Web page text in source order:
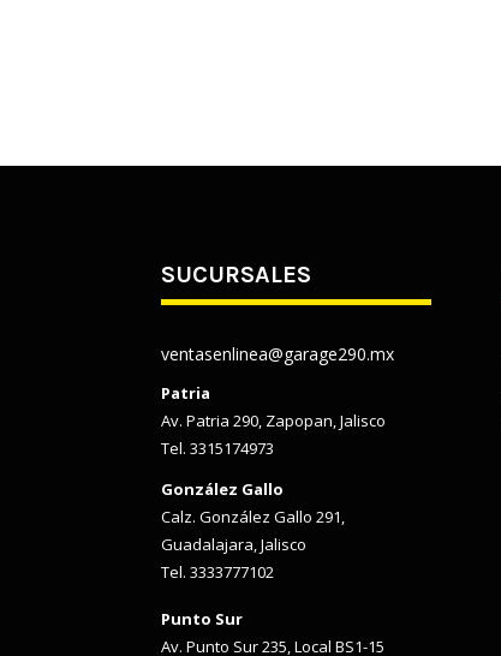
SUCURSALES
ventasenlinea@garage290.mx
Patria
Av. Patria 290, Zapopan, Jalisco
Tel. 3315174973
González Gallo
Calz. González Gallo 291,
Guadalajara, Jalisco
Tel. 3333777102
Punto Sur
Av. Punto Sur 235, Local BS1-15